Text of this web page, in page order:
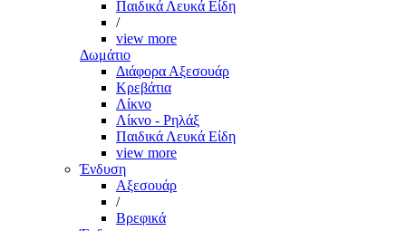
Παιδικά Λευκά Είδη
/
view more
Δωμάτιο
Διάφορα Αξεσουάρ
Κρεβάτια
Λίκνο
Λίκνο - Ρηλάξ
Παιδικά Λευκά Είδη
view more
Ένδυση
Αξεσουάρ
/
Βρεφικά